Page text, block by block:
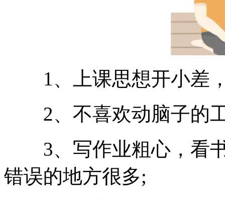
1、上课思想开小差
2、不喜欢动脑子的工
3、写作业粗心，看书
错误的地方很多;